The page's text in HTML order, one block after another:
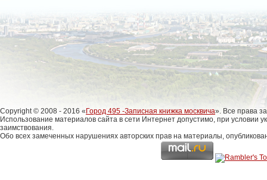
Copyright © 2008 - 2016 « Город 495 -Записная книжка москвича». Все права
Использование материалов сайта в сети Интернет допустимо, при условии
заимствования.
Обо всех замеченных нарушениях авторских прав на материалы,